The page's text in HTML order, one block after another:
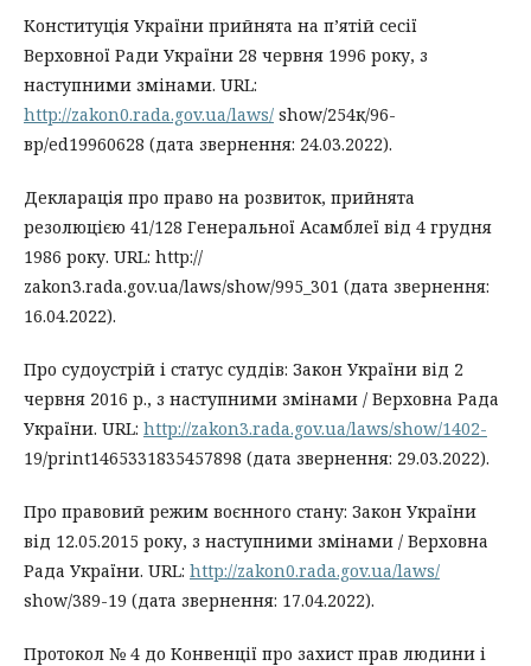
Конституція України прийнята на п’ятій сесії
Верховної Ради України 28 червня 1996 року, з
наступними змінами. URL:
http://zakon0.rada.gov.ua/laws/ show/254к/96-
вр/ed19960628 (дата звернення: 24.03.2022).
Декларація про право на розвиток, прийнята
резолюцією 41/128 Генеральної Асамблеї від 4 грудня
1986 року. URL: http://
zakon3.rada.gov.ua/laws/show/995_301 (дата звернення:
16.04.2022).
Про судоустрій і статус суддів: Закон України від 2
червня 2016 р., з наступними змінами / Верховна Рада
України. URL: http://zakon3.rada.gov.ua/laws/show/1402-
19/print1465331835457898 (дата звернення: 29.03.2022).
Про правовий режим воєнного стану: Закон України
від 12.05.2015 року, з наступними змінами / Верховна
Рада України. URL: http://zakon0.rada.gov.ua/laws/
show/389-19 (дата звернення: 17.04.2022).
Протокол № 4 до Конвенції про захист прав людини і